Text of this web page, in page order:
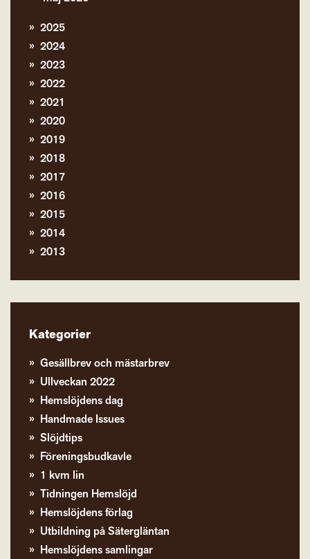
2025
2024
2023
2022
2021
2020
2019
2018
2017
2016
2015
2014
2013
Kategorier
Gesällbrev och mästarbrev
Ullveckan 2022
Hemslöjdens dag
Handmade Issues
Slöjdtips
Föreningsbudkavle
1 kvm lin
Tidningen Hemslöjd
Hemslöjdens förlag
Utbildning på Sätergläntan
Hemslöjdens samlingar